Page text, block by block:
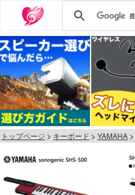
トップページ キーボード YAMAHA